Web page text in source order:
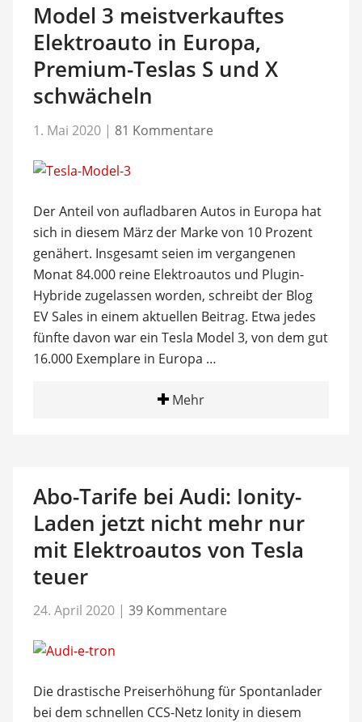
Model 3 meistverkauftes
Elektroauto in Europa,
Premium-Teslas S und X
schwächeln
1. Mai 2020 | 81 Kommentare
Der Anteil von aufladbaren Autos in Europa hat
sich in diesem März der Marke von 10 Prozent
genähert. Insgesamt seien im vergangenen
Monat 84.000 reine Elektroautos und Plugin-
Hybride zugelassen worden, schreibt der Blog
EV Sales in einem aktuellen Beitrag. Etwa jedes
fünfte davon war ein Tesla Model 3, von dem gut
16.000 Exemplare in Europa …
Mehr
Abo-Tarife bei Audi: Ionity-
Laden jetzt nicht mehr nur
mit Elektroautos von Tesla
teuer
24. April 2020 | 39 Kommentare
Die drastische Preiserhöhung für Spontanlader
bei dem schnellen CCS-Netz Ionity in diesem